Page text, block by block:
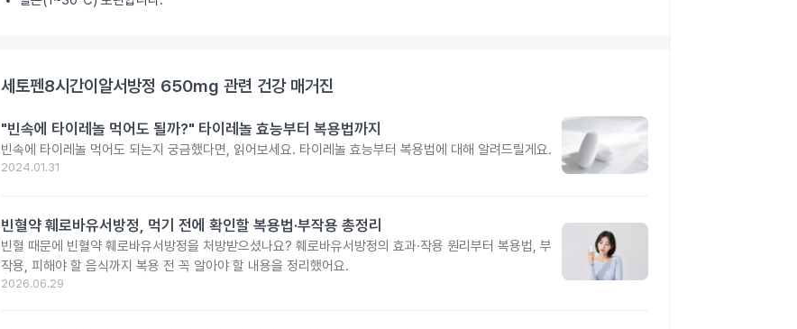
세토펜8시간이알서방정 650mg 관련 건강 매거진
"빈속에 타이레놀 먹어도 될까?" 타이레놀 효능부터 복용법까지
빈속에 타이레놀 먹어도 되는지 궁금했다면, 읽어보세요. 타이레놀 효능부터 복용법에 대해 알려드릴게요.
2024.01.31
빈혈약 훼로바유서방정, 먹기 전에 확인할 복용법·부작용 총정리
빈혈 때문에 빈혈약 훼로바유서방정을 처방받으셨나요? 훼로바유서방정의 효과·작용 원리부터 복용법, 부
작용, 피해야 할 음식까지 복용 전 꼭 알아야 할 내용을 정리했어요.
2026.06.29